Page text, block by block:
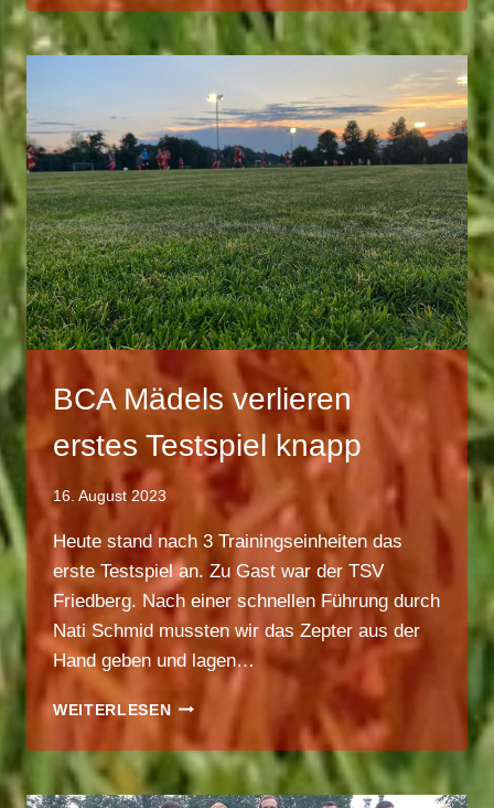
–
LETZTES
VORBEREITUNGSSPIEL
BC
ARESING
BCA Mädels verlieren
erstes Testspiel knapp
16. August 2023
Heute stand nach 3 Trainingseinheiten das
erste Testspiel an. Zu Gast war der TSV
Friedberg. Nach einer schnellen Führung durch
Nati Schmid mussten wir das Zepter aus der
Hand geben und lagen…
WEITERLESENBCA
VERLIEREN
ERSTES
TESTSPIEL